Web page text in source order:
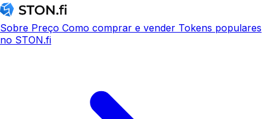
Sobre Preço Como comprar e vender Tokens populares
no STON.fi